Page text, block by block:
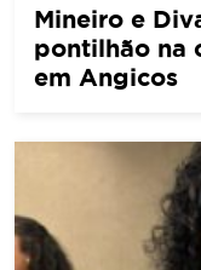
Mineiro e
pontilhão na
em Angicos